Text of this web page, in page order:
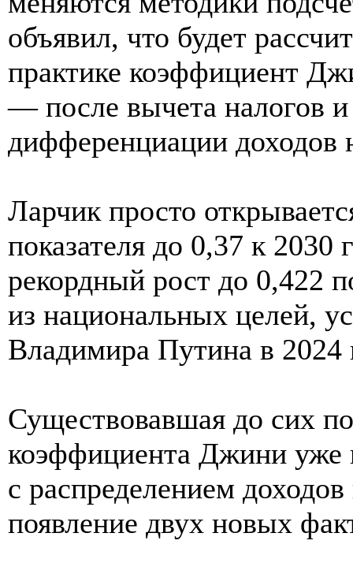
объявил, что будет
практике коэффициент
— после вычета налогов
дифференциации доходов
Ларчик просто
показателя до 0,37 к 2030
рекордный рост до 0,422
из национальных целей,
Владимира Путина в 2024
Существовавшая до сих
коэффициента Джини уже
с распределением
появление двух новых